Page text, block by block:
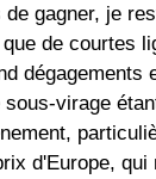
gagner, je
de courtes
virage
d'Europe,